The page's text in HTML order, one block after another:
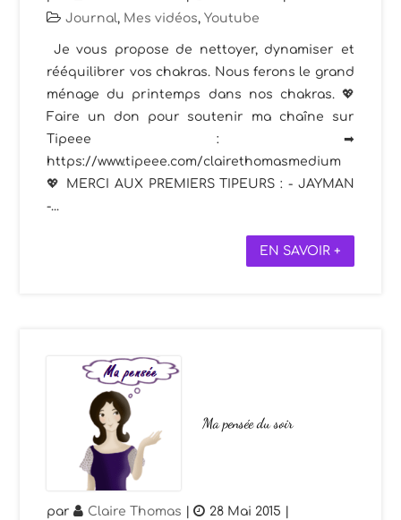
Journal, Mes vidéos,Youtube
Je vous propose de nettoyer, dynamiser et
rééquilibrer vos chakras. Nous ferons le grand
ménage du printemps dans nos chakras. 💖
Faire un don pour soutenir ma chaîne sur
Tipeee : ➡
https://www.tipeee.com/clairethomasmedium
💖 MERCI AUX PREMIERS TIPEURS : - JAYMAN
-...
EN SAVOIR +
Ma pensée du soir
par Claire Thomas | 28 Mai 2015